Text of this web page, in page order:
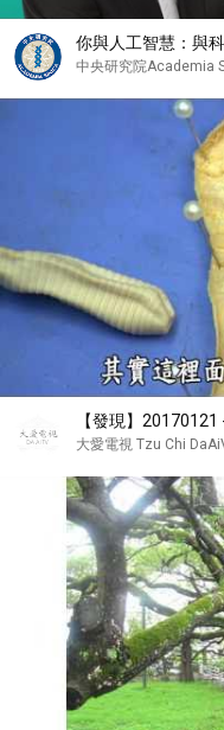
你與人工智慧：與
中央研究院Academia
【發現】
大愛電視 Tzu Chi